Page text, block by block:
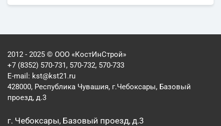
2012 - 2025 © ООО «КостИнСтрой»
+7 (8352) 570-731, 570-732, 570-733
E-mail: kst@kst21.ru
428000, Республика Чувашия, г.Чебоксары, Базовый
проезд, д.3
г. Чебоксары, Базовый проезд, д.3